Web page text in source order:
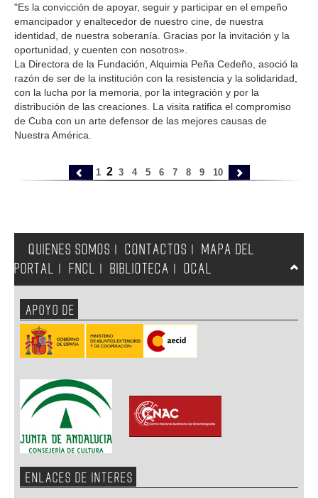
"Es la convicción de apoyar, seguir y participar en el empeño
emancipador y enaltecedor de nuestro cine, de nuestra
identidad, de nuestra soberanía. Gracias por la invitación y la
oportunidad, y cuenten con nosotros».
La Directora de la Fundación, Alquimia Peña Cedeño, asoció la
razón de ser de la institución con la resistencia y la solidaridad,
con la lucha por la memoria, por la integración y por la
distribución de las creaciones. La visita ratifica el compromiso
de Cuba con un arte defensor de las mejores causas de
Nuestra América.
1 2 3 4 5 6 7 8 9 10
QUIENES SOMOS CONTACTOS
MAPA DEL
PORTAL
FNCL BIBLIOTECA OCAL
APOYO DE
ENLACES DE INTERES